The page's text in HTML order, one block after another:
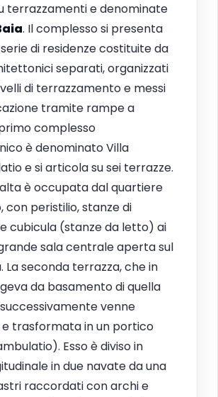
terrazzamenti e denominate
. Il complesso si presenta
di residenze costituite da
separati, organizzati
di terrazzamento e messi
tramite rampe a
complesso
è denominato Villa
e si articola su sei terrazze.
è occupata dal quartiere
con peristilio, stanze di
cubicula (stanze da letto) ai
sala centrale aperta sul
La seconda terrazza, che in
da basamento di quella
venne
trasformata in un portico
Esso è diviso in
in due navate da una
raccordati con archi e